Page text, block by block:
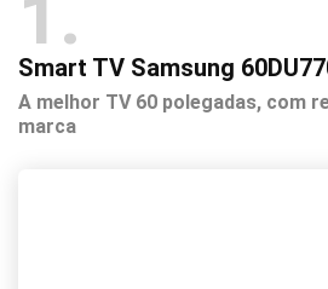
1
Smart TV Samsung
A melhor TV 60 polegadas, com
marca